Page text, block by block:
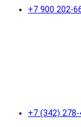
+7 900 202-
+7 (342)